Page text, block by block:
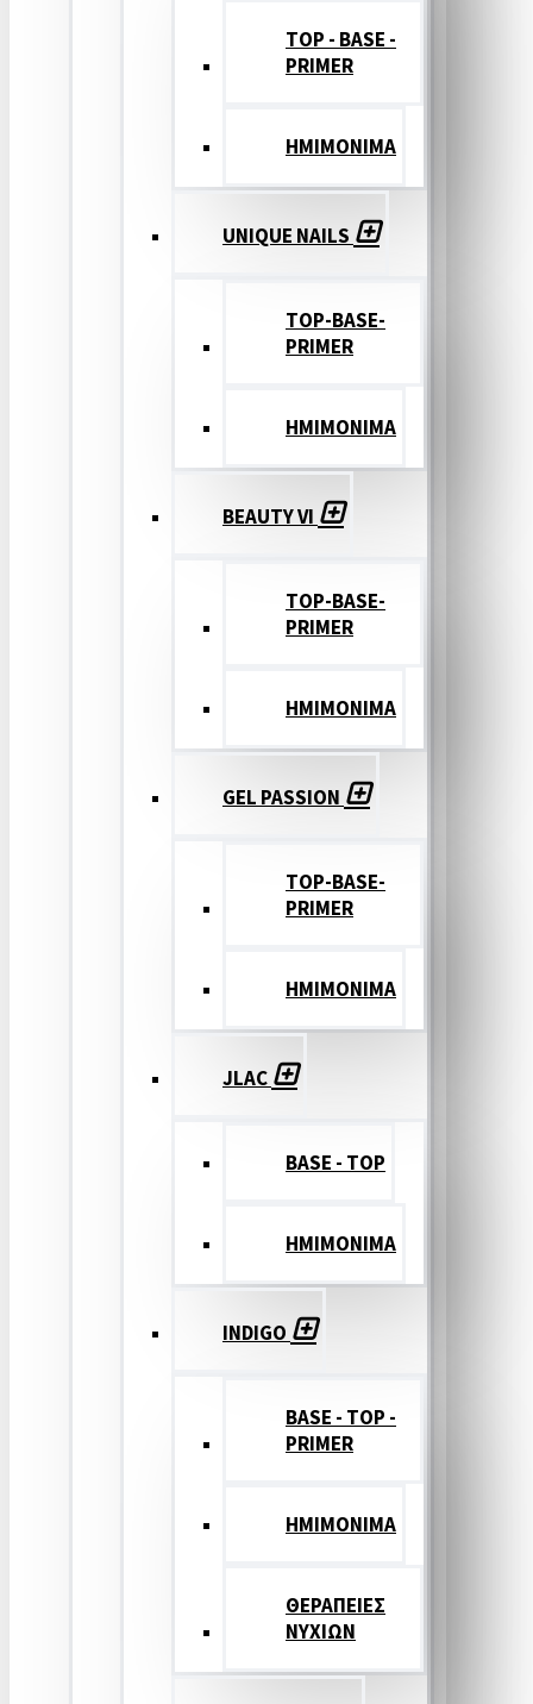
TOP - BASE -
PRIMER
ΗΜΙΜΟΝΙΜΑ
UNIQUE NAILS
TOP-BASE-
PRIMER
ΗΜΙΜΟΝΙΜΑ
BEAUTY VI
TOP-BASE-
PRIMER
ΗΜΙΜΟΝΙΜΑ
GEL PASSION
TOP-BASE-
PRIMER
ΗΜΙΜΟΝΙΜΑ
JLAC
BASE - TOP
ΗΜΙΜΟΝΙΜΑ
INDIGO
BASE - TOP -
PRIMER
HMIMONIMA
ΘΕΡΑΠΕΙΕΣ
ΝΥΧΙΩΝ